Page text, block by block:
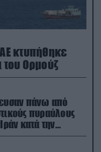
κτυπήθηκε
του Ορμούζ
πάνω από
πυραύλους
κατά την
πολέμου